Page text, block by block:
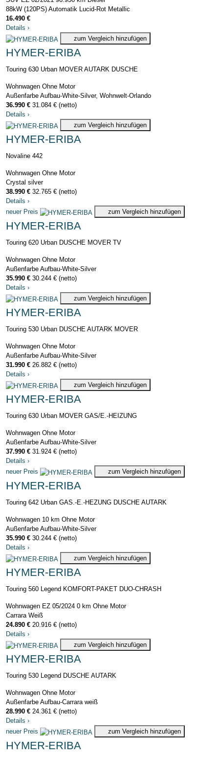
88kW (120PS) Automatik Lucid-Rot Metallic
16.490 €
Details ›
zum Vergleich hinzufügen
HYMER-ERIBA
Touring 630 Urban MOVER AUTARK DUSCHE
Wohnwagen Ohne Motor
Außenfarbe Aufbau-White-Silver, Wohnwelt-Orlando
36.990 € 31.084 € (netto)
Details ›
zum Vergleich hinzufügen
HYMER-ERIBA
Novaline 442
Wohnwagen Ohne Motor
Crystal silver
38.990 € 32.765 € (netto)
Details ›
neuer Preis
zum Vergleich hinzufügen
HYMER-ERIBA
Touring 620 Urban DUSCHE MOVER TV
Wohnwagen Ohne Motor
Außenfarbe Aufbau-White-Silver
35.990 € 30.244 € (netto)
Details ›
zum Vergleich hinzufügen
HYMER-ERIBA
Touring 530 Urban DUSCHE AUTARK MOVER
Wohnwagen Ohne Motor
Außenfarbe Aufbau-White-Silver
31.990 € 26.882 € (netto)
Details ›
zum Vergleich hinzufügen
HYMER-ERIBA
Touring 630 Urban MOVER GAS/E.-HEIZUNG
Wohnwagen Ohne Motor
Außenfarbe Aufbau-White-Silver
37.990 € 31.924 € (netto)
Details ›
neuer Preis
zum Vergleich hinzufügen
HYMER-ERIBA
Touring 642 Urban GAS.-E.-HEZUNG DUSCHE AUTARK
Wohnwagen 10 km Ohne Motor
Außenfarbe Aufbau-White-Silver
35.990 € 30.244 € (netto)
Details ›
zum Vergleich hinzufügen
HYMER-ERIBA
Touring 560 Legend KOMFORT-PAKET DUO-CHRASH
Wohnwagen EZ 05/2024 0 km Ohne Motor
Carrara Weiß
24.890 € 20.916 € (netto)
Details ›
zum Vergleich hinzufügen
HYMER-ERIBA
Touring 530 Legend DUSCHE AUTARK
Wohnwagen Ohne Motor
Außenfarbe Aufbau-Carrara weiß
28.990 € 24.361 € (netto)
Details ›
neuer Preis
zum Vergleich hinzufügen
HYMER-ERIBA